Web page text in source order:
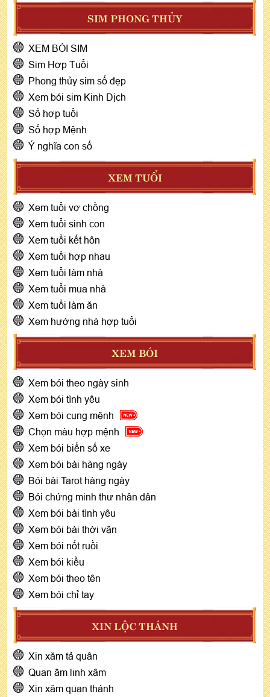
SIM PHONG THỦY
XEM BÓI SIM
Sim Hợp Tuổi
Phong thủy sim số đẹp
Xem bói sim Kinh Dịch
Số hợp tuổi
Số hợp Mệnh
Ý nghĩa con số
XEM TUỔI
Xem tuổi vợ chồng
Xem tuổi sinh con
Xem tuổi kết hôn
Xem tuổi hợp nhau
Xem tuổi làm nhà
Xem tuổi mua nhà
Xem tuổi làm ăn
Xem hướng nhà hợp tuổi
XEM BÓI
Xem bói theo ngày sinh
Xem bói tình yêu
Xem bói cung mệnh
Chọn màu hợp mệnh
Xem bói biển số xe
Xem bói bài hàng ngày
Bói bài Tarot hàng ngày
Bói chứng minh thư nhân dân
Xem bói bài tình yêu
Xem bói bài thời vận
Xem bói nốt ruồi
Xem bói kiều
Xem bói theo tên
Xem bói chỉ tay
XIN LỘC THÁNH
Xin xăm tả quân
Quan âm linh xâm
Xin xăm quan thánh